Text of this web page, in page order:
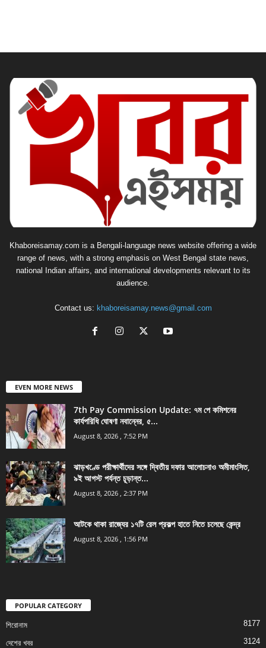
Khaboreisamay.com is a Bengali-language news website offering a wide
range of news, with a strong emphasis on West Bengal state news,
national Indian affairs, and international developments relevant to its
audience.
Contact us: khaboreisamay.news@gmail.com
EVEN MORE NEWS
7th Pay Commission Update: ৭ম পে কমিশনের
কার্যপরিধি ঘোষণা নবান্নের, ৫...
August 8, 2026 , 7:52 PM
ঝাড়খণ্ডে পরীক্ষার্থীদের সঙ্গে দ্বিতীয় দফার আলোচনাও অমীমাংসিত,
৯ই আগস্ট পর্যন্ত চূড়ান্ত...
August 8, 2026 , 2:37 PM
আটকে থাকা রাজ্যের ১৭টি রেল প্রকল্প হাতে নিতে চলেছে কেন্দ্র
August 8, 2026 , 1:56 PM
POPULAR CATEGORY
শিরোনাম 8177
দেশের খবর 3124